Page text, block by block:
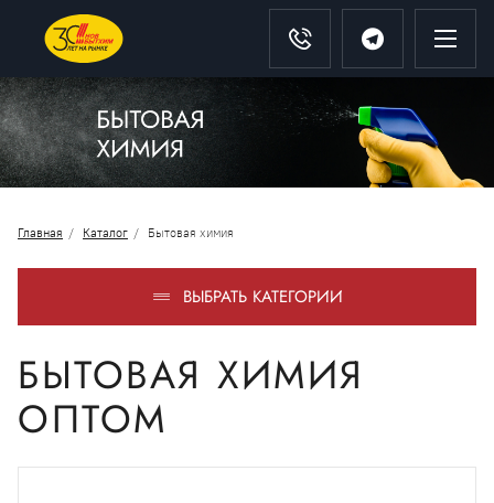
Главная Каталог Бытовая химия
ВЫБРАТЬ КАТЕГОРИИ
БЫТОВАЯ ХИМИЯ
ОПТОМ